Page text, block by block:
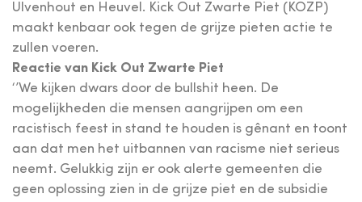
Ulvenhout en Heuvel. Kick Out Zwarte Piet (KOZP)
maakt kenbaar ook tegen de grijze pieten actie te
zullen voeren.
Reactie van Kick Out Zwarte Piet
‘’We kijken dwars door de bullshit heen. De
mogelijkheden die mensen aangrijpen om een
racistisch feest in stand te houden is gênant en toont
aan dat men het uitbannen van racisme niet serieus
neemt. Gelukkig zijn er ook alerte gemeenten die
geen oplossing zien in de grijze piet en de subsidie